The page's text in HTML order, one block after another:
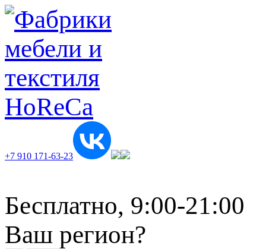
+7 910 171-63-23
Бесплатно, 9:00-21:00
Ваш регион?